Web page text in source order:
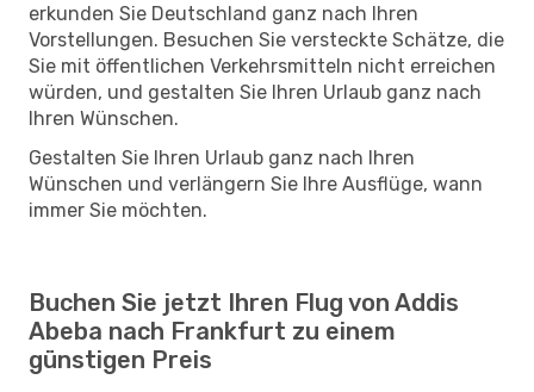
erkunden Sie Deutschland ganz nach Ihren
Vorstellungen. Besuchen Sie versteckte Schätze, die
Sie mit öffentlichen Verkehrsmitteln nicht erreichen
würden, und gestalten Sie Ihren Urlaub ganz nach
Ihren Wünschen.
Gestalten Sie Ihren Urlaub ganz nach Ihren
Wünschen und verlängern Sie Ihre Ausflüge, wann
immer Sie möchten.
Buchen Sie jetzt Ihren Flug von Addis
Abeba nach Frankfurt zu einem
günstigen Preis